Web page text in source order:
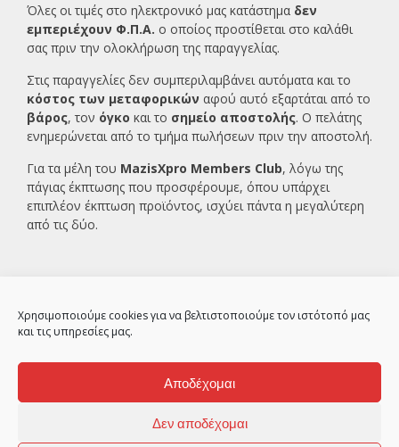
Χρησιμοποιούμε cookies για να βελτιστοποιούμε τον ιστότοπό μας
και τις υπηρεσίες μας.
Αποδέχομαι
Δεν αποδέχομαι
Όλες οι τιμές στο ηλεκτρονικό μας κατάστημα δεν
εμπεριέχουν Φ.Π.Α. ο οποίος προστίθεται στο καλάθι
σας πριν την ολοκλήρωση της παραγγελίας.
Στις παραγγελίες δεν συμπεριλαμβάνει αυτόματα και το
κόστος των μεταφορικών αφού αυτό εξαρτάται από το
βάρος, τον όγκο και το σημείο αποστολής. Ο πελάτης
ενημερώνεται από το τμήμα πωλήσεων πριν την αποστολή.
Για τα μέλη του MazisXpro Members Club, λόγω της
πάγιας έκπτωσης που προσφέρουμε, όπου υπάρχει
επιπλέον έκπτωση προϊόντος, ισχύει πάντα η μεγαλύτερη
από τις δύο.
2ο χλμ Κρανιδίου – Πορτοχελίου, Αργολίδα
21300
© MazisXpro 2010